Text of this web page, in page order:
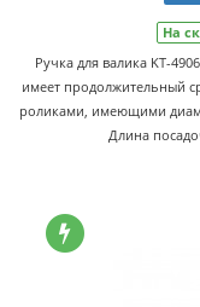
На
Ручка для валика KT-
имеет продолжительный
роликами, имеющими
Длина